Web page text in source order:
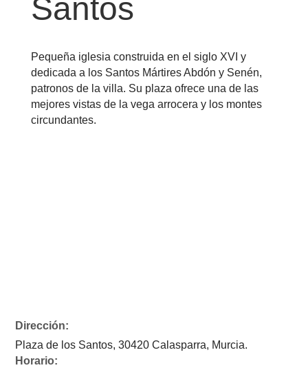
Santos
Pequeña iglesia construida en el siglo XVI y
dedicada a los Santos Mártires Abdón y Senén,
patronos de la villa. Su plaza ofrece una de las
mejores vistas de la vega arrocera y los montes
circundantes.
Dirección:
Plaza de los Santos, 30420 Calasparra, Murcia.
Horario: